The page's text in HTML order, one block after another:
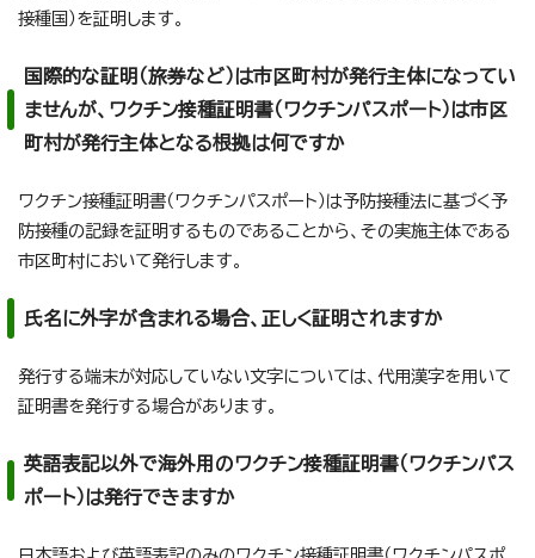
接種国）を証明します。
国際的な証明（旅券など）は市区町村が発行主体になってい
ませんが、ワクチン接種証明書（ワクチンパスポート）は市区
町村が発行主体となる根拠は何ですか
ワクチン接種証明書（ワクチンパスポート）は予防接種法に基づく予
防接種の記録を証明するものであることから、その実施主体である
市区町村において発行します。
氏名に外字が含まれる場合、正しく証明されますか
発行する端末が対応していない文字については、代用漢字を用いて
証明書を発行する場合があります。
英語表記以外で海外用のワクチン接種証明書（ワクチンパス
ポート）は発行できますか